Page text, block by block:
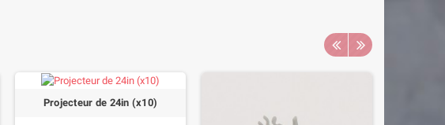
Projecteur de 24in (x10)